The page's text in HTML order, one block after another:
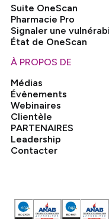
Suite OneScan
Pharmacie Pro
Signaler une
État de OneScan
À PROPOS DE
Médias
Évènements
Webinaires
Clientèle
PARTENAIRES
Leadership
Contacter